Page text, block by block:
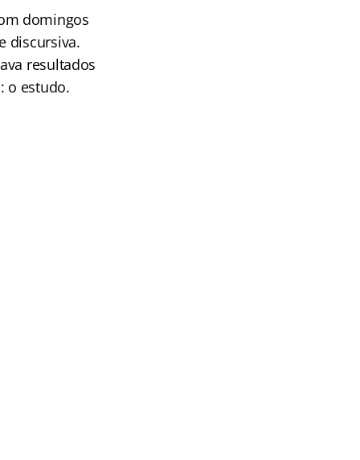
domingos
discursiva.
resultados
o estudo.